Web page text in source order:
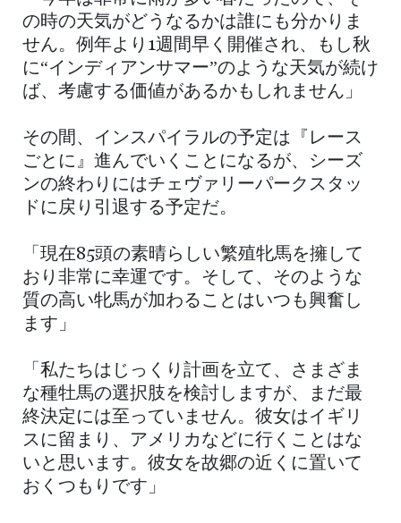
の時の天気がどうなるかは誰にも分かりま
せん。例年より1週間早く開催され、もし秋
に“インディアンサマー”のような天気が続け
ば、考慮する価値があるかもしれません」
その間、インスパイラルの予定は『レース
ごとに』進んでいくことになるが、シーズ
ンの終わりにはチェヴァリーパークスタッ
ドに戻り引退する予定だ。
「現在85頭の素晴らしい繁殖牝馬を擁して
おり非常に幸運です。そして、そのような
質の高い牝馬が加わることはいつも興奮し
ます」
「私たちはじっくり計画を立て、さまざま
な種牡馬の選択肢を検討しますが、まだ最
終決定には至っていません。彼女はイギリ
スに留まり、アメリカなどに行くことはな
いと思います。彼女を故郷の近くに置いて
おくつもりです」